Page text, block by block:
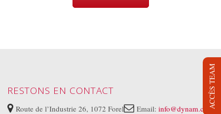
DYNAM TV
RESTONS EN CONTACT
Route de l’Industrie 26, 1072 Forel Email: info@dynam.ch ACCÈS TEAM